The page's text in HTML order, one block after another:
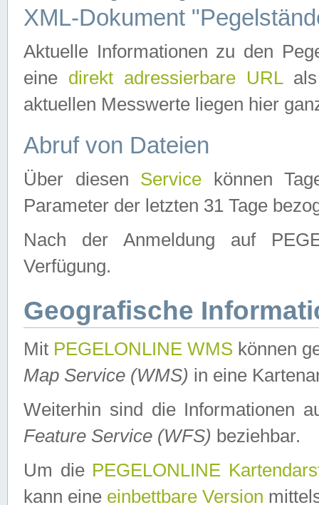
XML-Dokument
Aktuelle Informationen zu den
eine direkt adressierbare URLals
aktuellen Messwerte liegen hier
Abruf von Dateien
Über diesen Service können
Parameter der letzten 31 Tage
Nach der Anmeldung auf
Verfügung.
Geografische
Mit PEGELONLINE WMS können
Map Service (WMS) in eine
Weiterhin sind die Informationen
Feature Service (WFS) beziehbar.
Um die PEGELONLINE
kann eine einbettbare Version